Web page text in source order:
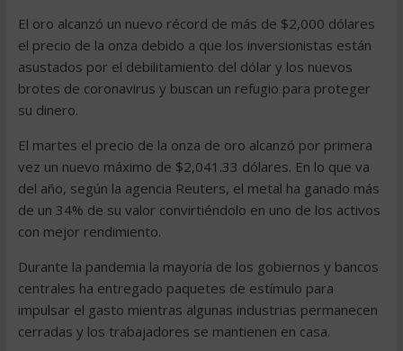
El oro alcanzó un nuevo récord de más de $2,000 dólares
el precio de la onza debido a que los inversionistas están
asustados por el debilitamiento del dólar y los nuevos
brotes de coronavirus y buscan un refugio para proteger
su dinero.
El martes el precio de la onza de oro alcanzó por primera
vez un nuevo máximo de $2,041.33 dólares. En lo que va
del año, según la agencia Reuters, el metal ha ganado más
de un 34% de su valor convirtiéndolo en uno de los activos
con mejor rendimiento.
Durante la pandemia la mayoría de los gobiernos y bancos
centrales ha entregado paquetes de estímulo para
impulsar el gasto mientras algunas industrias permanecen
cerradas y los trabajadores se mantienen en casa.